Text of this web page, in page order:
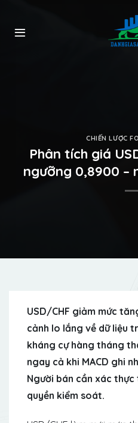
CHIẾN LƯỢC
Phân tích giá
ngưỡng 0,8900 –
USD/CHF giảm mức
cảnh lo lắng về dữ liệu
kháng cự hàng tháng
ngay cả khi MACD ghi
Người bán cần xác
quyền kiểm soát.